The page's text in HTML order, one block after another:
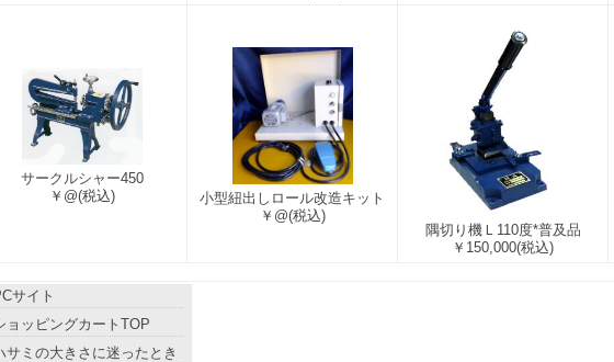
サークルシャー450
￥@(税込)
小型紐出しロール改造キット
￥@(税込)
隅切り機Ｌ110度*普及品
￥150,000(税込)
サイト
ョッピングカートTOP
サミの大きさに迷ったとき